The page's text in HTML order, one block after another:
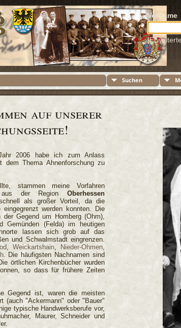
Vorname
Suchen
auf unserer
2006 habe ich zum Anlass
Thema Ahnenforschung zu
stammen meine Vorfahren
aus der Region Oberhessen
als großer Vorteil, da die
werden konnten. Die
Gegend um Homberg (Ohm),
Gemünden (Felda) im heutigen
lassen sich grob auf das
und Schwalmstadt eingrenzen.
,Weickartshain, Nieder-Ohmen,
. Die häufigsten Nachnamen sind
örtlichen Kirchenbücher wurden
so dass für frühere Zeiten
Gegend ist, waren die meisten
(auch "Ackermann" oder "Bauer"
typische Handwerksberufe vor,
Maurer, Schneider und